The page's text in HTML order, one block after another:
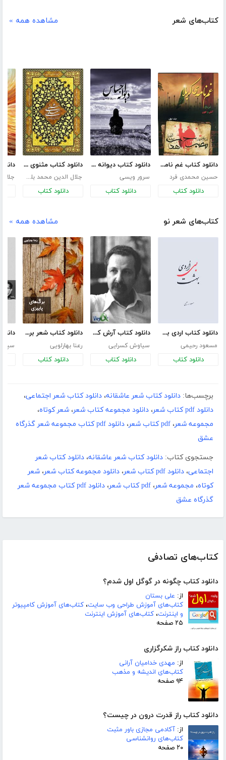
کتاب‌های تصادفی
دانلود کتاب چگونه در گوگل اول شدم؟
از: علی بستان
کتاب‌های آموزش طراحی وب سایت، کتاب‌های آموزش کامپیوتر
و اینترنت، کتاب‌های آموزش اینترنت
۲۵ صفحه
دانلود کتاب راز شکرگزارى
از: مهدی خدامیان آرانی
کتاب‌های اندیشه و مذهب
۹۴ صفحه
دانلود کتاب راز قدرت درون در چیست؟
از: آکادمی مجازی باور مثبت
کتاب‌های روانشناسی
۲۰ صفحه
کتاب‌های شعر مشاهده همه »
دانلود کتاب غم نامه ی کربلا - جلد اول
حسین محمدی فرد
دانلود کتاب
دانلود کتاب دیوانه احساس
سرور ویسی
دانلود کتاب
دانلود کتاب مثنوی معنوی
جلال الدین محمد بلخی
دانلود کتاب
کتاب‌های شعر نو مشاهده همه »
دانلود کتاب اردی بی بهشت
مسعود رحیمی
دانلود کتاب
دانلود کتاب آرش کمانگیر
سیاوش کسرایی
دانلود کتاب
دانلود کتاب شعر برگ‌های پاییزی
رعنا بهارلویی
دانلود کتاب
برچسب‌ها: دانلود کتاب شعر عاشقانه، دانلود کتاب شعر اجتماعی،
دانلود pdf کتاب شعر
، دانلود مجموعه کتاب شعر، شعر کوتاه،
مجموعه شعر، pdf کتاب شعر ،
دانلود pdf کتاب مجموعه شعر گذرگاه
عشق
جستجوی کتاب: دانلود کتاب شعر عاشقانه، دانلود کتاب شعر
اجتماعی، دانلود pdf کتاب شعر ، دانلود مجموعه کتاب شعر، شعر
کوتاه، مجموعه شعر، pdf کتاب شعر ،
دانلود pdf کتاب مجموعه شعر
گذرگاه عشق